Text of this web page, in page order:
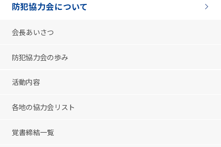
防犯協力会について
会長あいさつ
防犯協力会の歩み
活動内容
各地の協力会リスト
覚書締結一覧